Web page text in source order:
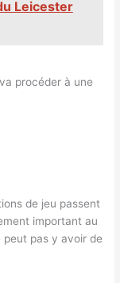
Leicester
procéder à une
de jeu passent
important au
peut pas y avoir de